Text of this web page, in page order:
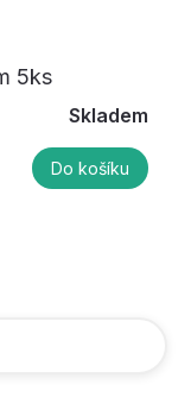
5ks
Skladem
Do košíku